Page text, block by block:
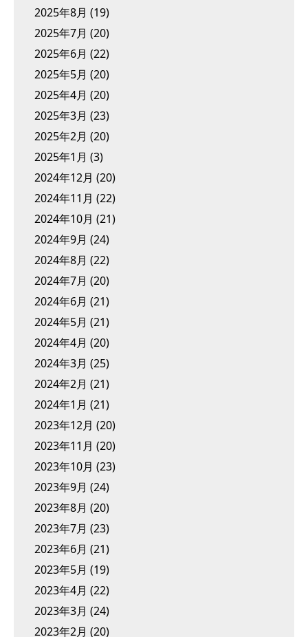
2025年8月 (19)
2025年7月 (20)
2025年6月 (22)
2025年5月 (20)
2025年4月 (20)
2025年3月 (23)
2025年2月 (20)
2025年1月 (3)
2024年12月 (20)
2024年11月 (22)
2024年10月 (21)
2024年9月 (24)
2024年8月 (22)
2024年7月 (20)
2024年6月 (21)
2024年5月 (21)
2024年4月 (20)
2024年3月 (25)
2024年2月 (21)
2024年1月 (21)
2023年12月 (20)
2023年11月 (20)
2023年10月 (23)
2023年9月 (24)
2023年8月 (20)
2023年7月 (23)
2023年6月 (21)
2023年5月 (19)
2023年4月 (22)
2023年3月 (24)
2023年2月 (20)